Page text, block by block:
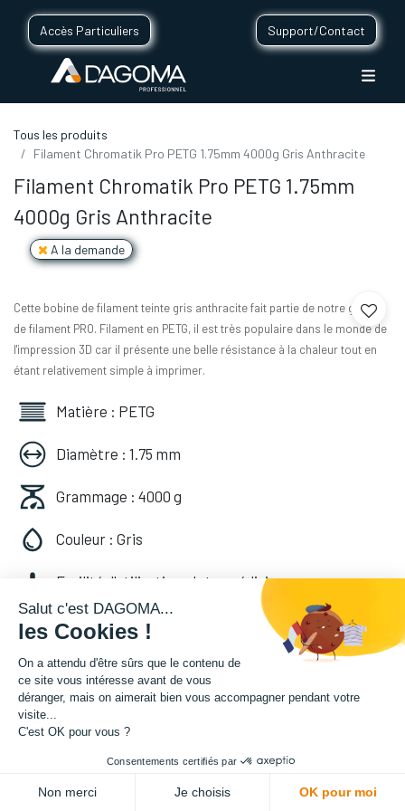
Accès Particuliers Support/Contact
Tous les produits
Filament Chromatik Pro PETG 1.75mm 4000g Gris Anthracite
Filament Chromatik Pro PETG 1.75mm
4000g Gris Anthracite
A la demande
Cette bobine de filament teinte gris anthracite fait partie de notre gamme
de filament PRO. Filament en PETG, il est très populaire dans le monde de
l'impression 3D car il présente une belle résistance à la chaleur tout en
étant relativement simple à imprimer.
Matière : PETG
Diamètre : 1.75 mm
Grammage : 4000 g
Couleur : Gris
Facilité d'utilisation : Intermédiaire
Soyez averti lorsque le produit est de
Salut c'est DAGOMA...
les Cookies !
On a attendu d'être sûrs que le contenu de
ce site vous intéresse avant de vous
déranger, mais on aimerait bien vous accompagner pendant votre
visite...
C'est OK pour vous ?
Consentements certifiés par
Non merci Je choisis OK pour moi